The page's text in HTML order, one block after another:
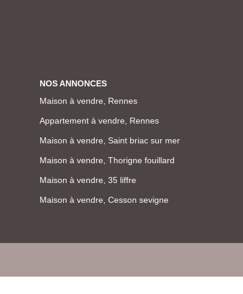
NOS ANNONCES
Maison à vendre, Rennes
Appartement à vendre, Rennes
Maison à vendre, Saint briac sur mer
Maison à vendre, Thorigne fouillard
Maison à vendre, 35 liffre
Maison à vendre, Cesson sevigne